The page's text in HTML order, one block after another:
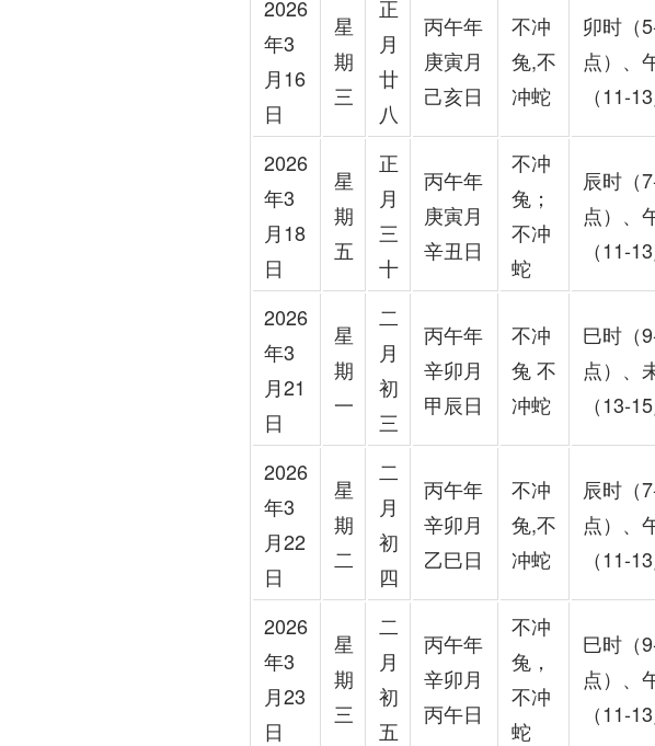
2026
年3
月16
日
星
期
三
正
月
廿
八
丙午年
庚寅月
己亥日
不冲
兔,不
冲蛇
卯时（
点）、
（11-13
2026
年3
月18
日
星
期
五
正
月
三
十
丙午年
庚寅月
辛丑日
不冲
兔；
不冲
蛇
辰时（
点）、
（11-13
2026
年3
月21
日
星
期
一
二
月
初
三
丙午年
辛卯月
甲辰日
不冲
兔 不
冲蛇
巳时（
点）、
（13-15
2026
年3
月22
日
星
期
二
二
月
初
四
丙午年
辛卯月
乙巳日
不冲
兔,不
冲蛇
辰时（
点）、
（11-13
2026
年3
月23
日
星
期
三
二
月
初
五
丙午年
辛卯月
丙午日
不冲
兔，
不冲
蛇
巳时（
点）、
（11-13